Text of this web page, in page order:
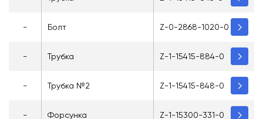
- Болт Z-0-2868-1020-0
- Трубка Z-1-15415-884-0
- Трубка №2 Z-1-15415-848-0
- Форсунка Z-1-15300-331-0